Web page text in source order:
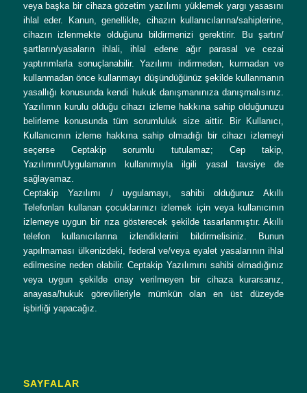
veya başka bir cihaza gözetim yazılımı yüklemek yargı yasasını
ihlal eder. Kanun, genellikle, cihazın kullanıcılarına/sahiplerine,
cihazın izlenmekte olduğunu bildirmenizi gerektirir. Bu şartın/
şartların/yasaların ihlali, ihlal edene ağır parasal ve cezai
yaptırımlarla sonuçlanabilir. Yazılımı indirmeden, kurmadan ve
kullanmadan önce kullanmayı düşündüğünüz şekilde kullanmanın
yasallığı konusunda kendi hukuk danışmanınıza danışmalısınız.
Yazılımın kurulu olduğu cihazı izleme hakkına sahip olduğunuzu
belirleme konusunda tüm sorumluluk size aittir. Bir Kullanıcı,
Kullanıcının izleme hakkına sahip olmadığı bir cihazı izlemeyi
seçerse Ceptakip sorumlu tutulamaz; Cep takip,
Yazılımın/Uygulamanın kullanımıyla ilgili yasal tavsiye de
sağlayamaz.
Ceptakip Yazılımı / uygulamayı, sahibi olduğunuz Akıllı
Telefonları kullanan çocuklarınızı izlemek için veya kullanıcının
izlemeye uygun bir rıza gösterecek şekilde tasarlanmıştır. Akıllı
telefon kullanıcılarına izlendiklerini bildirmelisiniz. Bunun
yapılmaması ülkenizdeki, federal ve/veya eyalet yasalarının ihlal
edilmesine neden olabilir. Ceptakip Yazılımını sahibi olmadığınız
veya uygun şekilde onay verilmeyen bir cihaza kurarsanız,
anayasa/hukuk görevlileriyle mümkün olan en üst düzeyde
işbirliği yapacağız.
SAYFALAR